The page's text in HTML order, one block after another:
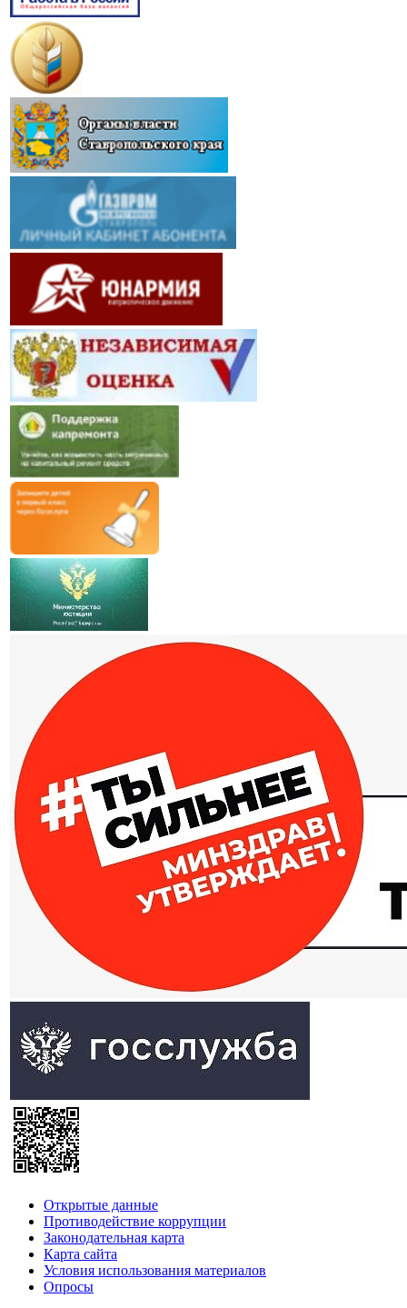
Открытые данные
Противодействие коррупции
Законодательная карта
Карта сайта
Условия использования материалов
Опросы